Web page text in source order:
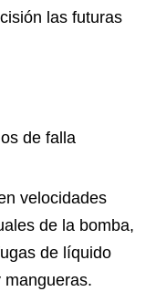
las futuras
de falla
velocidades
de la bomba,
de líquido